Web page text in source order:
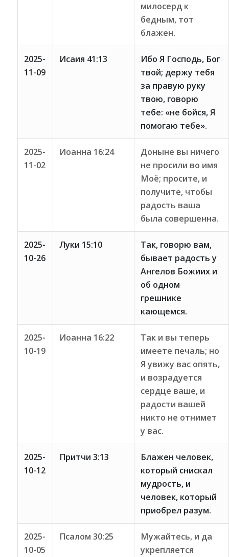
милосерд к
бедным, тот
блажен.
2025-
11-09
Исаия 41:13
Ибо Я Господь, Бог
твой; держу тебя
за правую руку
твою, говорю
тебе: «не бойся, Я
помогаю тебе».
2025-
11-02
Иоанна 16:24
Доныне вы ничего
не просили во имя
Моё; просите, и
получите, чтобы
радость ваша
была совершенна.
2025-
10-26
Луки 15:10
Так, говорю вам,
бывает радость у
Ангелов Божиих и
об одном
грешнике
кающемся.
2025-
10-19
Иоанна 16:22
Так и вы теперь
имеете печаль; но
Я увижу вас опять,
и возрадуется
сердце ваше, и
радости вашей
никто не отнимет
у вас.
2025-
10-12
Притчи 3:13
Блажен человек,
который снискал
мудрость, и
человек, который
приобрел разум.
2025-
10-05
Псалом 30:25
Мужайтесь, и да
укрепляется